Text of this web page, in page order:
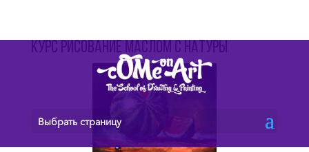
Выбрать страницу
Курс рисование маслом с натуры